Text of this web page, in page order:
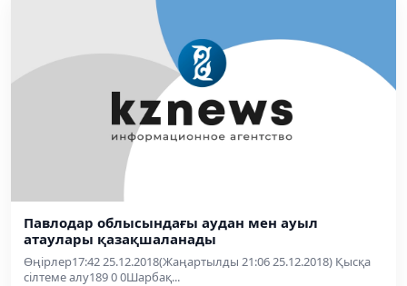
Павлодар облысындағы аудан мен ауыл
атаулары қазақшаланады
Өңірлер17:42 25.12.2018(Жаңартылды 21:06 25.12.2018) Қысқа
сілтеме алу189 0 0Шарбақ...